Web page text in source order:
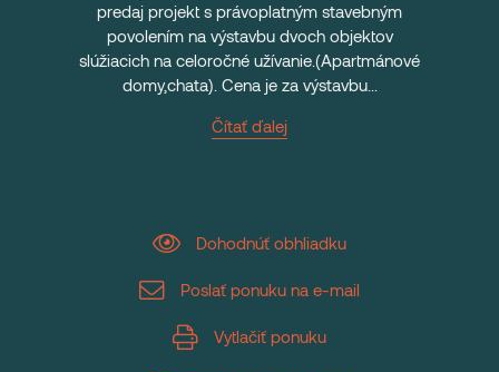
predaj projekt s právoplatným stavebným
povolením na výstavbu dvoch objektov
slúžiacich na celoročné užívanie.(Apartmánové
domy,chata). Cena je za výstavbu...
Čítať ďalej
Dohodnúť obhliadku
Poslať ponuku na e-mail
Vytlačiť ponuku